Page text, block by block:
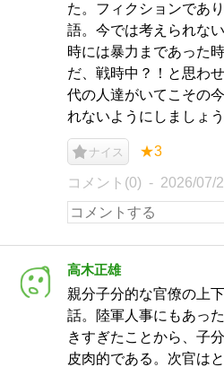
た。フィクションであ
語。今では考えられな
時には暴力まであった
だ、戦時中？！と思わ
代の人達がいてこその
れないようにしましょう
ナイス ★3
コメント(0) 2026/07/
高木正雄
親分子分的な官僚の上
話。陸軍人事にもあっ
きすぎたことから、子
皮肉的である。次官は